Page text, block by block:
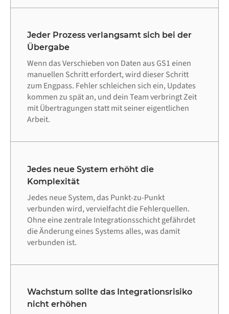
Jeder Prozess verlangsamt sich bei der
Übergabe
Wenn das Verschieben von Daten aus GS1 einen
manuellen Schritt erfordert, wird dieser Schritt
zum Engpass. Fehler schleichen sich ein, Updates
kommen zu spät an, und dein Team verbringt Zeit
mit Übertragungen statt mit seiner eigentlichen
Arbeit.
Jedes neue System erhöht die
Komplexität
Jedes neue System, das Punkt-zu-Punkt
verbunden wird, vervielfacht die Fehlerquellen.
Ohne eine zentrale Integrationsschicht gefährdet
die Änderung eines Systems alles, was damit
verbunden ist.
Wachstum sollte das Integrationsrisiko
nicht erhöhen